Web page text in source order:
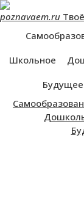
Перейти
к
контенту
poznavaem.ru
Школьное